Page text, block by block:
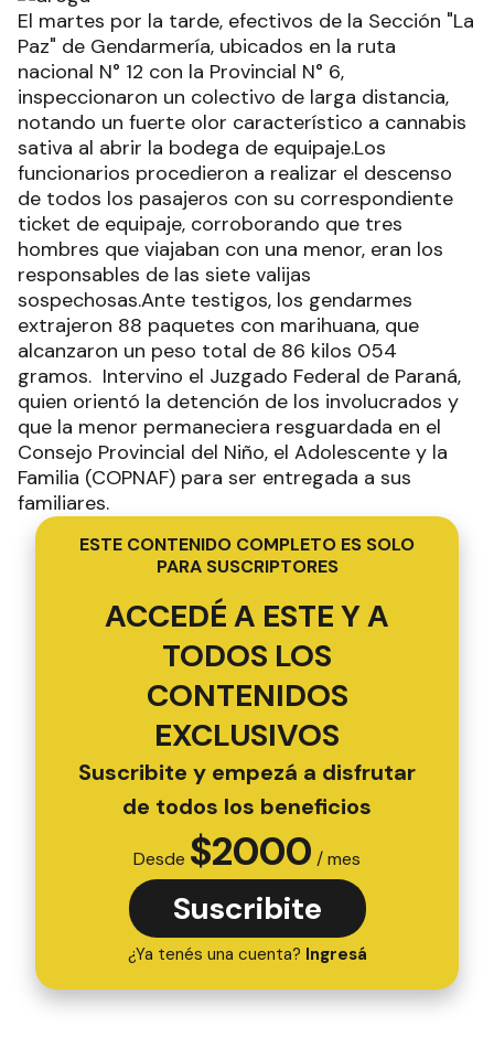
El martes por la tarde, efectivos de la Sección "La
Paz" de Gendarmería, ubicados en la ruta
nacional N° 12 con la Provincial N° 6,
inspeccionaron un colectivo de larga distancia,
notando un fuerte olor característico a cannabis
sativa al abrir la bodega de equipaje.Los
funcionarios procedieron a realizar el descenso
de todos los pasajeros con su correspondiente
ticket de equipaje, corroborando que tres
hombres que viajaban con una menor, eran los
responsables de las siete valijas
sospechosas.Ante testigos, los gendarmes
extrajeron 88 paquetes con marihuana, que
alcanzaron un peso total de 86 kilos 054
gramos. Intervino el Juzgado Federal de Paraná,
quien orientó la detención de los involucrados y
que la menor permaneciera resguardada en el
Consejo Provincial del Niño, el Adolescente y la
Familia (COPNAF) para ser entregada a sus
familiares.
ESTE CONTENIDO COMPLETO ES SOLO
PARA SUSCRIPTORES
ACCEDÉ A ESTE Y A
TODOS LOS
CONTENIDOS
EXCLUSIVOS
Suscribite y empezá a disfrutar
de todos los beneficios
Desde $2000 / mes
Suscribite
¿Ya tenés una cuenta? Ingresá